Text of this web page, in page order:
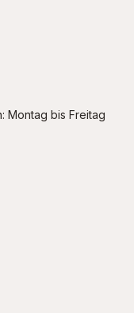
Montag bis Freitag